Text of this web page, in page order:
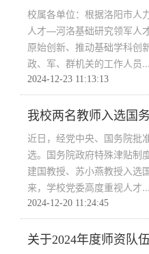
校属各单位：根据洛阳市人
人才—河洛基础研究领军人
原始创新、推动基础学科创
政、军、群机关的工作人员
2024-12-23 11:13:13
我校两名教师入选国
近日，经党中央、国务院批
选。国务院政府特殊津贴制
建国教授、苏小燕教授入选
来，学校党委高度重视人才
2024-12-20 11:24:45
关于2024年度师资队